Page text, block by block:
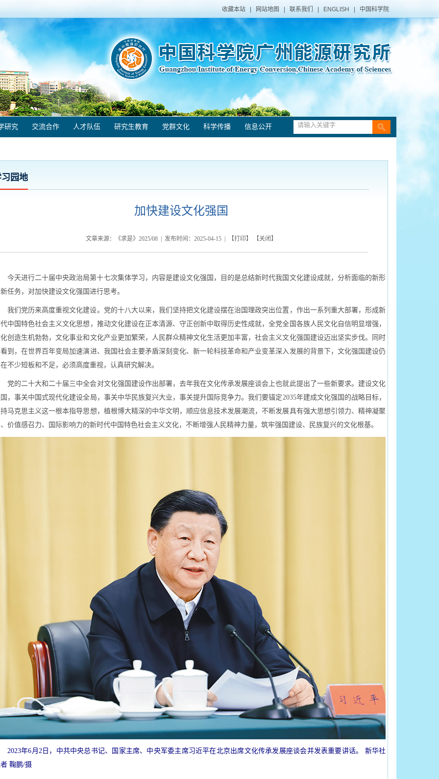
收藏本站 网站地图 联系我们 ENGLISH 中国科学院
研究 交流合作 人才队伍 研究生教育 党群文化 科学传播 信息公开
园地
加快建设文化强国
文章来源：《求是》2025/08 | 发布时间：2025-04-15 | 【打印】 【关闭 】
今天进行二十届中央政治局第十七次集体学习，内容是建设文化强国，目的是总结新时代我国文化建设成就，分析面临的新形
任务，对加快建设文化强国进行思考。
党历来高度重视文化建设。党的十八大以来，我们坚持把文化建设摆在治国理政突出位置，作出一系列重大部署，形成新
中国特色社会主义文化思想，推动文化建设在正本清源、守正创新中取得历史性成就，全党全国各族人民文化自信明显增强，
创造生机勃勃，文化事业和文化产业更加繁荣，人民群众精神文化生活更加丰富，社会主义文化强国建设迈出坚实步伐。同时
到，在世界百年变局加速演进、我国社会主要矛盾深刻变化、新一轮科技革命和产业变革深入发展的背景下，文化强国建设仍
不少短板和不足，必须高度重视，认真研究解决。
二十大和二十届三中全会对文化强国建设作出部署，去年我在文化传承发展座谈会上也就此提出了一些新要求。建设文化
，事关中国式现代化建设全局，事关中华民族复兴大业，事关提升国际竞争力。我们要锚定2035年建成文化强国的战略目标，
马克思主义这一根本指导思想，植根博大精深的中华文明，顺应信息技术发展潮流，不断发展具有强大思想引领力、精神凝聚
价值感召力、国际影响力的新时代中国特色社会主义文化，不断增强人民精神力量，筑牢强国建设、民族复兴的文化根基。
2023年6月2日，中共中央总书记、国家主席、中央军委主席习近平在北京出席文化传承发展座谈会并发表重要讲话。 新华社
鞠鹏/摄